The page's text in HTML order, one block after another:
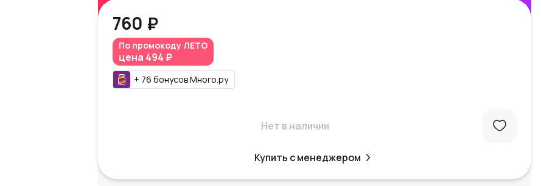
760 ₽
По промокоду ЛЕТО
цена 494 ₽
+ 76 бонусовМного.ру
Нет в наличии
Купить с менеджером